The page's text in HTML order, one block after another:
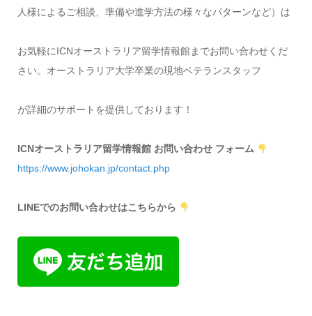
人様によるご相談、準備や進学方法の様々なパターンなど）は
お気軽にICNオーストラリア留学情報館までお問い合わせくだ
さい。オーストラリア大学卒業の現地ベテランスタッフ
が詳細のサポートを提供しております！
ICNオーストラリア留学情報館 お問い合わせ フォーム
https://www.johokan.jp/contact.php
LINEでのお問い合わせはこちらから